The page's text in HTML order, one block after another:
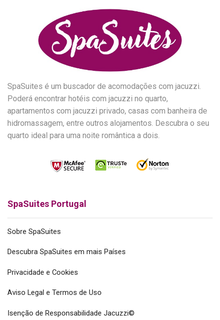
SpaSuites é um buscador de acomodações com jacuzzi.
Poderá encontrar hotéis com jacuzzi no quarto,
apartamentos com jacuzzi privado, casas com banheira de
hidromassagem, entre outros alojamentos. Descubra o seu
quarto ideal para uma noite romântica a dois.
SpaSuites Portugal
Sobre SpaSuites
Descubra SpaSuites em mais Países
Privacidade e Cookies
Aviso Legal e Termos de Uso
Isenção de Responsabilidade Jacuzzi©